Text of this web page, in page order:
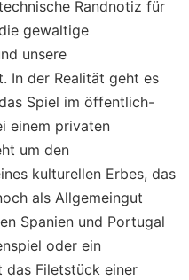
Randnotiz für
gewaltige
unsere
In der Realität geht es
Spiel im öffentlich-
einem privaten
um den
kulturellen Erbes, das
als Allgemeingut
Spanien und Portugal
oder ein
das Filetstück einer